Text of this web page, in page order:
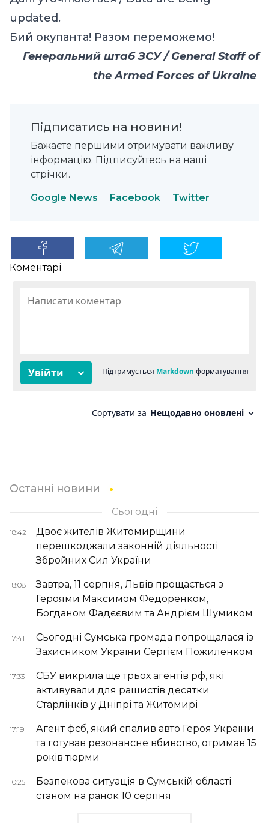
updated.
Бий окупанта! Разом переможемо!
Генеральний штаб ЗСУ / General Staff of
the Armed Forces of Ukraine
Підписатись на новини!
Бажаєте першими отримувати важливу
інформацію. Підписуйтесь на наші
стрічки.
Google News Facebook Twitter
Коментарі
Останні новини
Сьогодні
18:42
Двоє жителів Житомирщини
перешкоджали законній діяльності
Збройних Сил України
18:08
Завтра, 11 серпня, Львів прощається з
Героями Максимом Федоренком,
Богданом Фадєєвим та Андрієм Шумиком
17:41
Сьогодні Сумська громада попрощалася із
Захисником України Сергієм Пожиленком
17:33
СБУ викрила ще трьох агентів рф, які
активували для рашистів десятки
Старлінків у Дніпрі та Житомирі
17:19
Агент фсб, який спалив авто Героя України
та готував резонансне вбивство, отримав 15
років тюрми
10:25
Безпекова ситуація в Сумській області
станом на ранок 10 серпня